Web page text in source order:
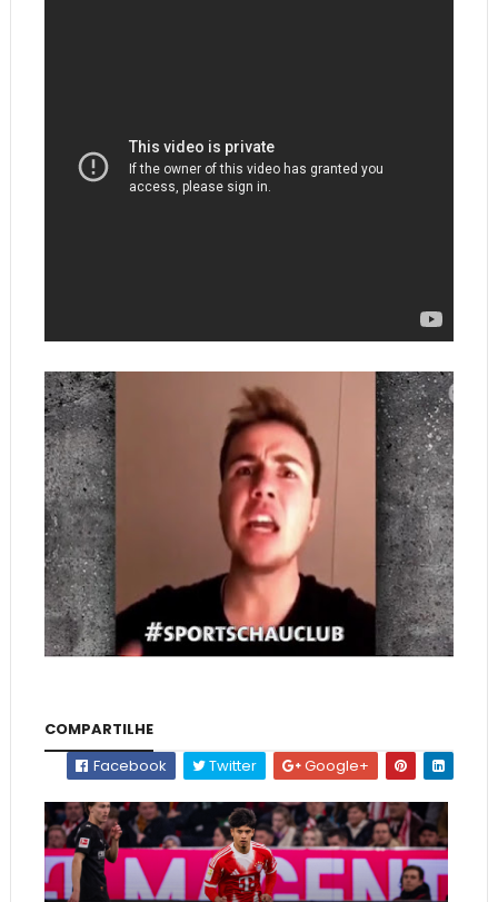
COMPARTILHE
Facebook
Twitter Google+